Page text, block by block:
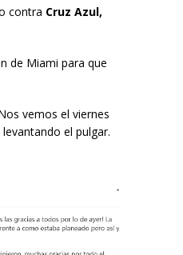
contra Cruz Azul,
de Miami para que
vemos el viernes
el pulgar.